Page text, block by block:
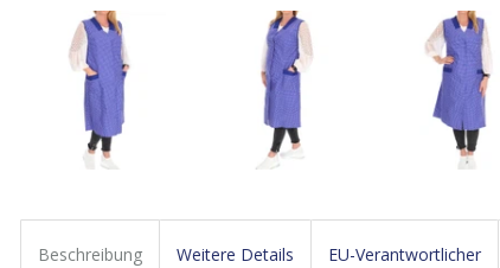
Beschreibung Weitere Details EU-Verantwortlicher